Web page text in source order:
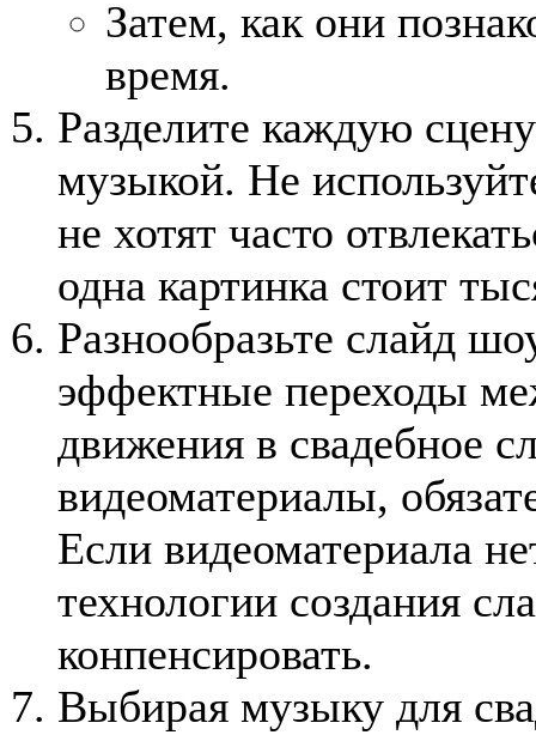
Затем, как они
время.
Разделите каждую
музыкой. Не
не хотят часто
одна картинка стоит
Разнообразьте слайд
эффектные переходы
движения в свадебное
видеоматериалы,
Если видеоматериала
технологии создания
конпенсировать.
Выбирая музыку для